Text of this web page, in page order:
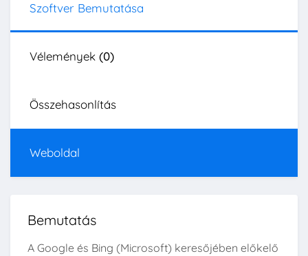
Szoftver Bemutatása
Vélemények (0)
Összehasonlítás
Weboldal
Bemutatás
A Google és Bing (Microsoft) keresőjében előkelő